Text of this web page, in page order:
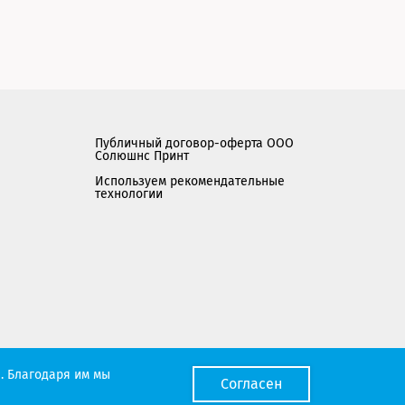
Публичный договор-оферта ООО
Солюшнс Принт
Используем рекомендательные
технологии
Мы работаем с порталом поставщиков
Благодаря им мы
Согласен